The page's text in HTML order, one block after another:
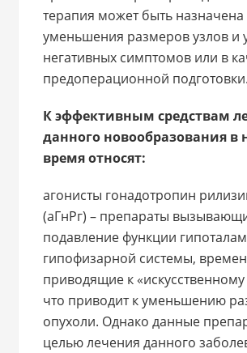
терапия может быть
уменьшения размеров узлов и
негативных симптомов или в
предоперационной подготовки.
К эффективным средствам
данного новообразования в
время относят:
агонисты гонадотропин
(аГнРг) – препараты
подавление функции
гипофизарной системы,
приводящие к «искусственному
что приводит к уменьшению
опухоли. Однако данные
целью лечения данного